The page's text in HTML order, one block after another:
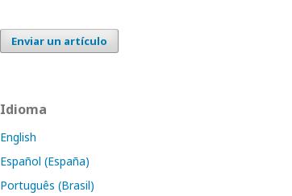
Enviar un artículo
Idioma
English
Español (España)
Português (Brasil)